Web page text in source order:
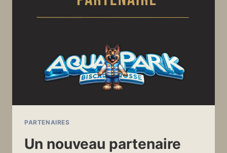
PARTENAIRES
Un nouveau partenaire